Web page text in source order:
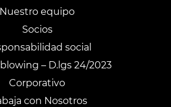
Nuestro equipo
Socios
social
– D.lgs 24/2023
Corporativo
con Nosotros